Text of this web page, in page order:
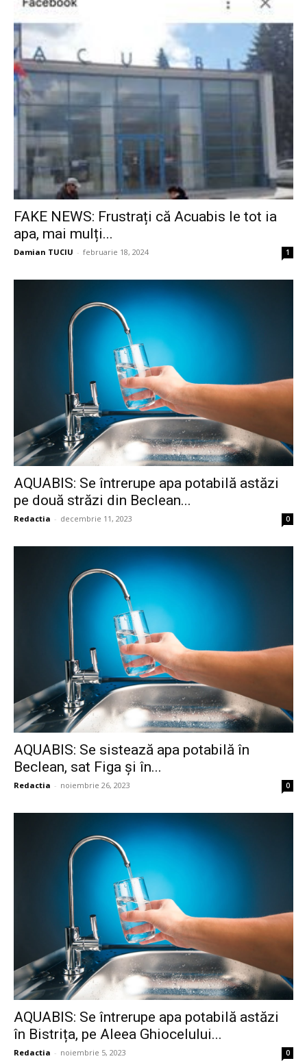
FAKE NEWS: Frustrați că Acuabis le tot ia
apa, mai mulți...
Damian TUCIU - februarie 18, 2024 1
AQUABIS: Se întrerupe apa potabilă astăzi
pe două străzi din Beclean...
Redactia - decembrie 11, 2023 0
AQUABIS: Se sistează apa potabilă în
Beclean, sat Figa și în...
Redactia - noiembrie 26, 2023 0
AQUABIS: Se întrerupe apa potabilă astăzi
în Bistrița, pe Aleea Ghiocelului...
Redactia - noiembrie 5, 2023 0